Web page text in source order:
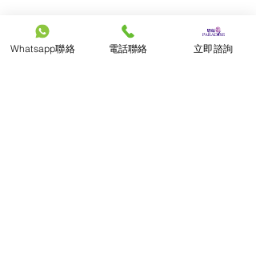
聯絡我們
Whatsapp聯絡 電話聯絡 立即諮詢